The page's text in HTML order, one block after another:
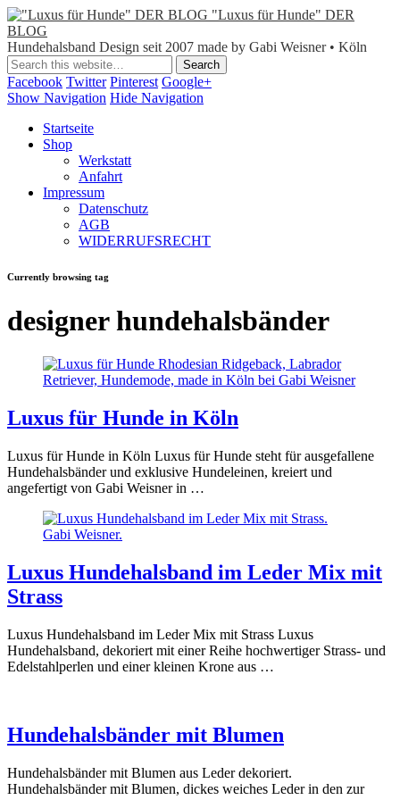
"Luxus für Hunde" DER
BLOG
Hundehalsband Design seit 2007 made by Gabi Weisner • Köln
Facebook Twitter Pinterest Google+
Show Navigation Hide Navigation
Startseite
Shop
Werkstatt
Anfahrt
Impressum
Datenschutz
AGB
WIDERRUFSRECHT
Currently browsing tag
designer hundehalsbänder
Luxus für Hunde in Köln
Luxus für Hunde in Köln Luxus für Hunde steht für ausgefallene
Hundehalsbänder und exklusive Hundeleinen, kreiert und
angefertigt von Gabi Weisner in …
Luxus Hundehalsband im Leder Mix mit
Strass
Luxus Hundehalsband im Leder Mix mit Strass Luxus
Hundehalsband, dekoriert mit einer Reihe hochwertiger Strass- und
Edelstahlperlen und einer kleinen Krone aus …
Hundehalsbänder mit Blumen
Hundehalsbänder mit Blumen aus Leder dekoriert.
Hundehalsbänder mit Blumen, dickes weiches Leder in den zur